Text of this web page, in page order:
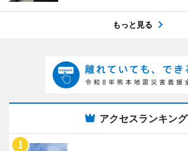
もっと見る
アクセスランキング